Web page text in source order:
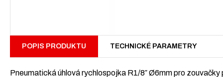
POPIS PRODUKTU TECHNICKÉ PARAMETRY
Pneumatická úhlová rychlospojka R1/8″ Ø6mm pro zouvačky